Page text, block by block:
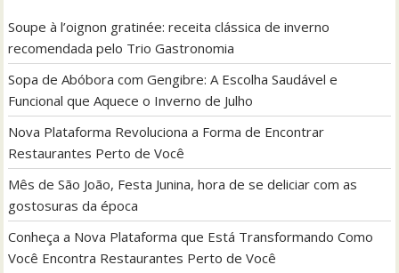
Soupe à l’oignon gratinée: receita clássica de inverno
recomendada pelo Trio Gastronomia
Sopa de Abóbora com Gengibre: A Escolha Saudável e
Funcional que Aquece o Inverno de Julho
Nova Plataforma Revoluciona a Forma de Encontrar
Restaurantes Perto de Você
Mês de São João, Festa Junina, hora de se deliciar com as
gostosuras da época
Conheça a Nova Plataforma que Está Transformando Como
Você Encontra Restaurantes Perto de Você